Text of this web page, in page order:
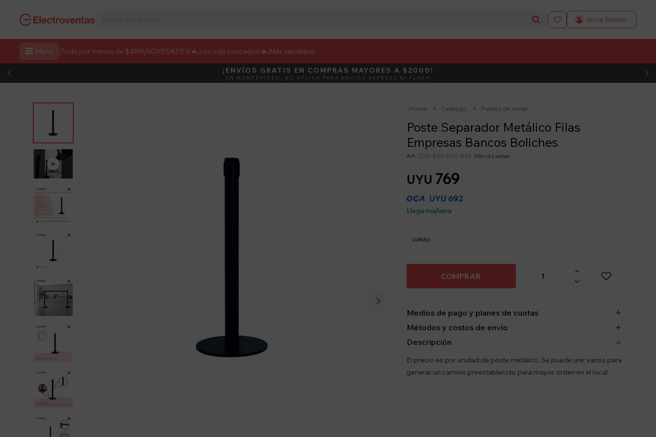
 Menú ¡Todo por menos de $499!¡NOVEDADES! 🔥¡Los más buscados!🔥 ¡Más vendidos!

DEBUT ACTIVÁ EL CÓDIGO
¡ENVÍOS GRATIS EN COMPRAS MAYORES A $2000!
EN MONTEVIDEO, NO APLICA PARA ENVÍOS EXPRESS NI FLASH
Home Catálogo Puntos de venta
Poste Separador Metálico Filas
Empresas Bancos Boliches
ZGS-830-ZGS-830 Lumax
UYU 769
UYU 692
Llega mañana
COMPRAR


Medios de pago y planes de cuotas
Métodos y costos de envío
Descripción
El precio es por unidad de poste metálico. Se puede unir varios para
generar un camino preestablecido para mayor orden en el local.